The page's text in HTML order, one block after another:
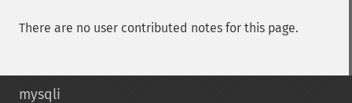
There are no user contributed notes for this page.
mysqli